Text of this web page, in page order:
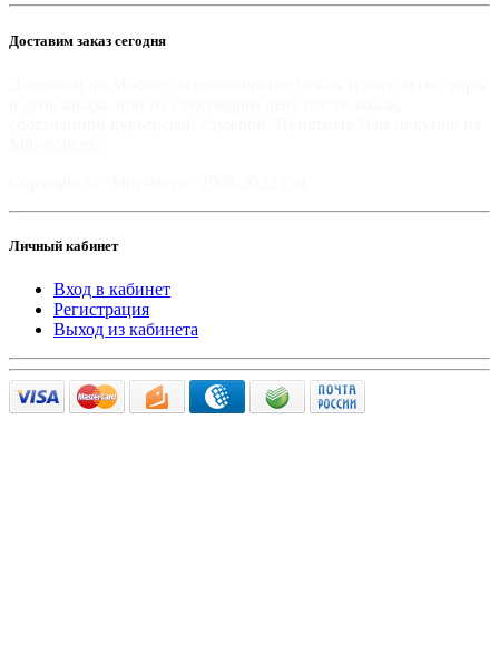
Доставим заказ сегодня
Личный кабинет
Вход в кабинет
Регистрация
Выход из кабинета